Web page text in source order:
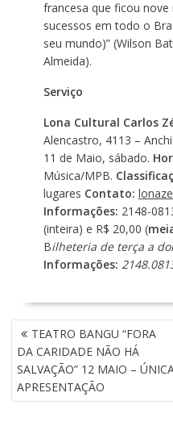
francesa que ficou nove
sucessos em todo o
seu mundo)” (Wilson
Almeida).
Serviço
Lona Cultural Carlos
Alencastro, 4113 –
11 de Maio, sábado.
Música/MPB.
lugares Contato:
Informações: 2148-
(inteira) e R$ 20,00 (
Bilheteria de terça a
Informações:
N
A
V
G
TEATRO BANGU “FORA
DA CARIDADE NÃO HÁ
SALVAÇÃO” 12 MAIO –
APRESENTAÇÃO